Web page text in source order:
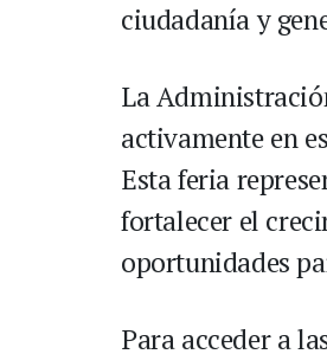
ciudadanía y
La
activamente en
Esta feria
fortalecer el
oportunidades
Para acceder a